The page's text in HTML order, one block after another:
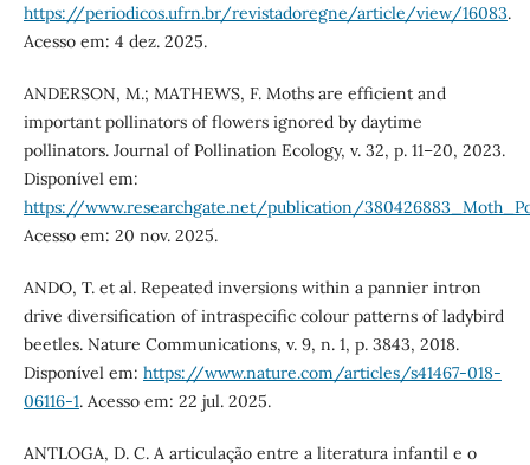
https://periodicos.ufrn.br/revistadoregne/article/view/16083.
Acesso em: 4 dez. 2025.
ANDERSON, M.; MATHEWS, F. Moths are efficient and
important pollinators of flowers ignored by daytime
pollinators. Journal of Pollination Ecology, v. 32, p. 11–20, 2023.
Disponível em:
https://www.researchgate.net/publication/
Acesso em: 20 nov. 2025.
ANDO, T. et al. Repeated inversions within a pannier intron
drive diversification of intraspecific colour patterns of ladybird
beetles. Nature Communications, v. 9, n. 1, p. 3843, 2018.
Disponível em: https://www.nature.com/articles/s41467-018-
06116-1. Acesso em: 22 jul. 2025.
ANTLOGA, D. C. A articulação entre a literatura infantil e o